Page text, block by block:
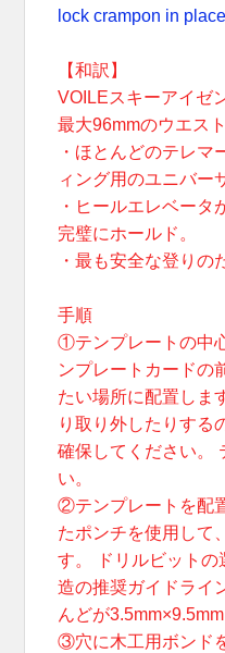
lock crampon in
【和訳】
VOILEスキーアイゼ
最大96mmのウエス
・ほとんどのテレ
ィング用のユニバー
・ヒールエレベータ
完璧にホールド。
・最も安全な登りの
手順
①テンプレートの中
ンプレートカードの
たい場所に配置しま
り取り外したりする
確保してください。
い。
②テンプレートを配
たポンチを使用して
す。 ドリルビット
造の推奨ガイドライ
んどが
③穴に木工用ボンド